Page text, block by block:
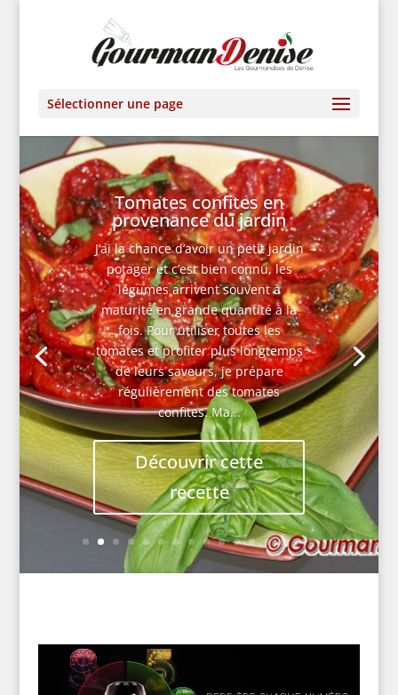
Sélectionner une page
Tomates confites en
provenance du jardin
J’ai la chance d’avoir un petit jardin
potager et c’est bien connu, les
légumes arrivent souvent à
maturité en grande quantité à la
fois. Pour utiliser toutes les
tomates et profiter plus longtemps
de leurs saveurs, je prépare
régulièrement des tomates
confites. Ma...
Découvrir cette
recette